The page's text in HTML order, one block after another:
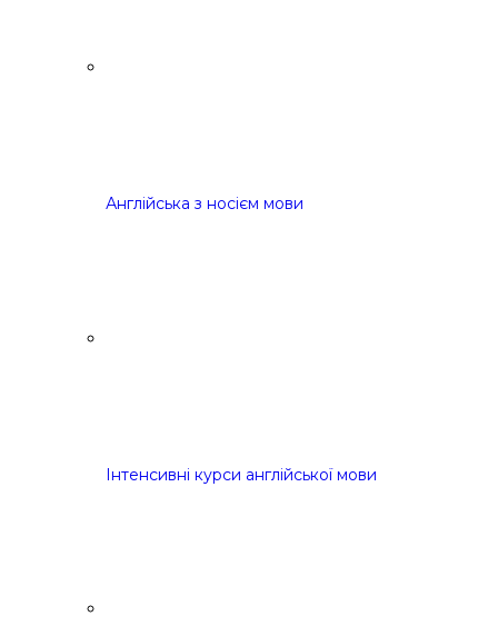
Англійська з носієм мови
Інтенсивні курси англійської мови